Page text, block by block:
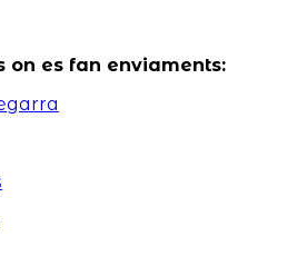
on es fan enviaments: